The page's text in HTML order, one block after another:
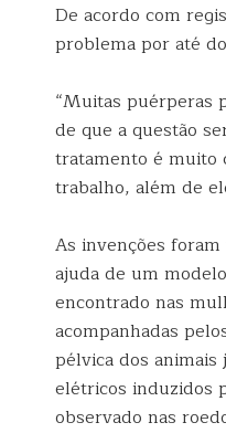
De acordo com
problema por até
“Muitas puérperas
de que a questão
tratamento é muito
trabalho, além de
As invenções
ajuda de um
encontrado nas
acompanhadas
pélvica dos
elétricos induzidos
observado nas